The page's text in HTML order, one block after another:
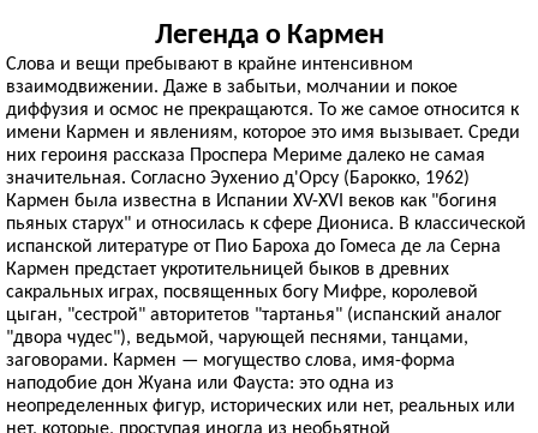
Легенда о Кармен
Слова и вещи пребывают в крайне интенсивном
взаимодвижении. Даже в забытьи, молчании и покое
диффузия и осмос не прекращаются. То же самое относится к
имени Кармен и явлениям, которое это имя вызывает. Среди
них героиня рассказа Проспера Мериме далеко не самая
значительная. Согласно Эухенио д'Орсу (Барокко, 1962)
Кармен была известна в Испании XV-XVI веков как "богиня
пьяных старух" и относилась к сфере Диониса. В классической
испанской литературе от Пио Бароха до Гомеса де ла Серна
Кармен предстает укротительницей быков в древних
сакральных играх, посвященных богу Мифре, королевой
цыган, "сестрой" авторитетов "тартанья" (испанский аналог
"двора чудес"), ведьмой, чарующей песнями, танцами,
заговорами. Кармен — могущество слова, имя-форма
наподобие дон Жуана или Фауста: это одна из
неопределенных фигур, исторических или нет, реальных или
нет, которые, проступая иногда из необьятной